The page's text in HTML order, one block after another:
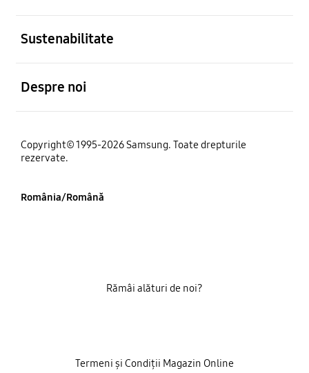
Sustenabilitate
Despre noi
Copyright© 1995-2026 Samsung. Toate drepturile
rezervate.
România/Română
Termeni și Condiții Magazin Online
Rămâi alături de noi?